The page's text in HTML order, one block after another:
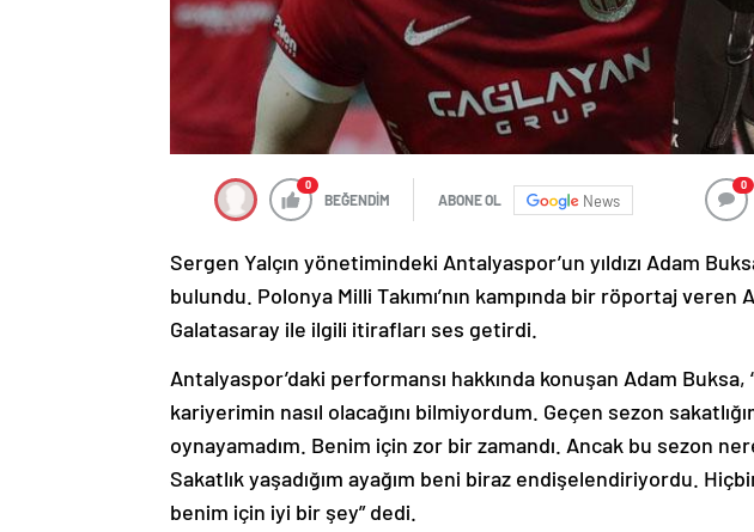
0
BEĞENDİM ABONE OL News
0
Sergen Yalçın yönetimindeki Antalyaspor’un yıldızı Adam
bulundu. Polonya Milli Takımı’nın kampında bir röportaj veren
Galatasaray ile ilgili itirafları ses getirdi.
Antalyaspor’daki performansı hakkında konuşan Adam
kariyerimin nasıl olacağını bilmiyordum. Geçen sezon
oynayamadım. Benim için zor bir zamandı. Ancak bu sezon
Sakatlık yaşadığım ayağım beni biraz endişelendiriyordu.
benim için iyi bir şey” dedi.